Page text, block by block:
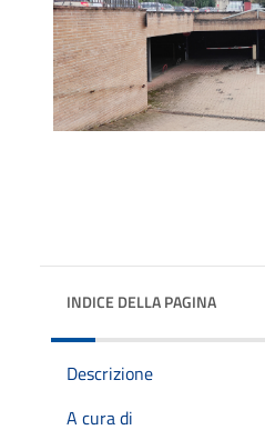
INDICE DELLA PAGINA
Descrizione
A cura di